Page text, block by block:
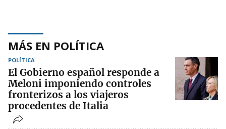
MÁS EN POLÍTICA
POLÍTICA
El Gobierno español responde a
Meloni imponiendo controles
fronterizos a los viajeros
procedentes de Italia